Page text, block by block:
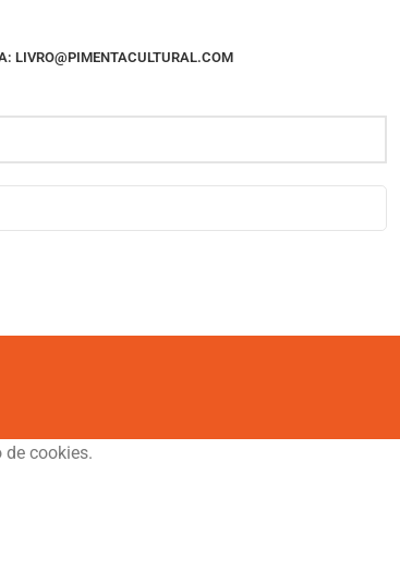
LIVRO@PIMENTACULTURAL.COM
cookies.